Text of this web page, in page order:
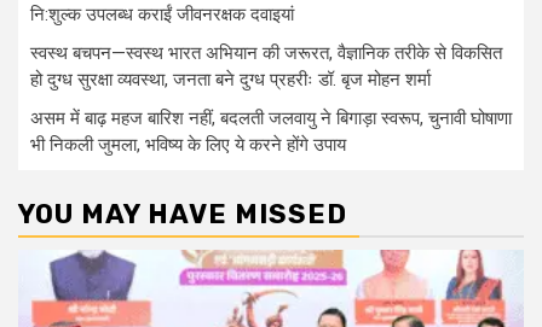
नि:शुल्क उपलब्ध कराईं जीवनरक्षक दवाइयां
स्वस्थ बचपन—स्वस्थ भारत अभियान की जरूरत, वैज्ञानिक तरीके से विकसित
हो दुग्ध सुरक्षा व्यवस्था, जनता बने दुग्ध प्रहरीः डॉ. बृज मोहन शर्मा
असम में बाढ़ महज बारिश नहीं, बदलती जलवायु ने बिगाड़ा स्वरूप, चुनावी घोषाणा
भी निकली जुमला, भविष्य के लिए ये करने होंगे उपाय
YOU MAY HAVE MISSED